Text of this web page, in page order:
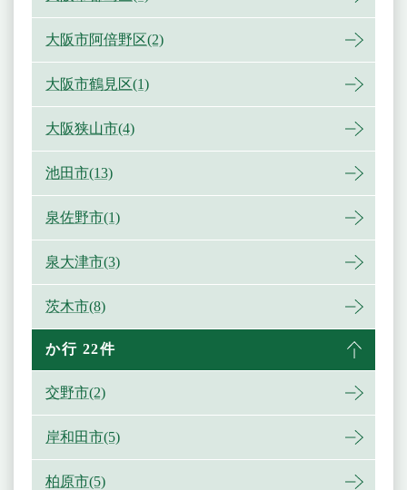
大阪市阿倍野区(2)
大阪市鶴見区(1)
大阪狭山市(4)
池田市(13)
泉佐野市(1)
泉大津市(3)
茨木市(8)
か行 22件
交野市(2)
岸和田市(5)
柏原市(5)